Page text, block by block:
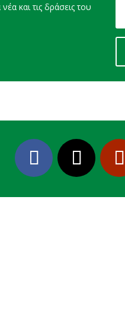
και τις δράσεις του